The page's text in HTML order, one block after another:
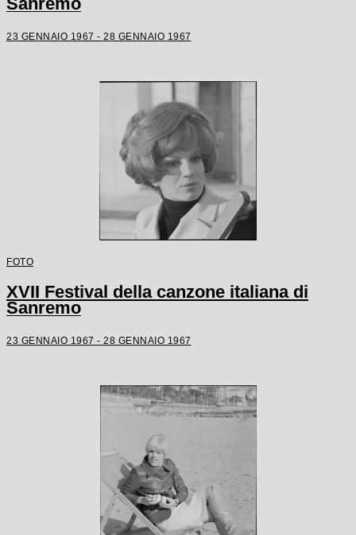
23 GENNAIO 1967 - 28 GENNAIO 1967
FOTO
XVII Festival della canzone italiana di
Sanremo
23 GENNAIO 1967 - 28 GENNAIO 1967